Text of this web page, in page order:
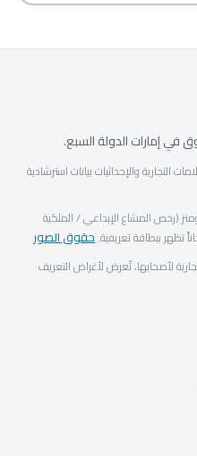
التجارية والإحداثيات بيانات استرشادية
(رخص المشاع الإبداعي / الملكية
تظهر ببطاقة تعريفية.حقوق الصور
لأصحابها، تُعرض لأغراض التعريف